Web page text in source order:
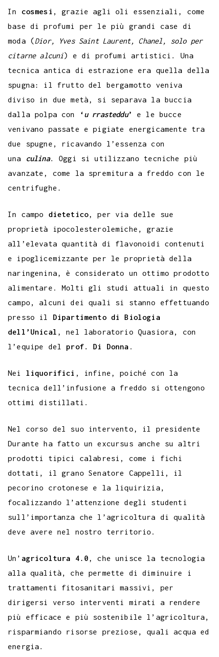
In cosmesi , grazie agli oli essenziali, come
base di profumi per le più grandi case di
moda (Dior, Yves Saint Laurent, Chanel, solo per
citarne alcuni) e di profumi artistici. Una
tecnica antica di estrazione era quella della
spugna: il frutto del bergamotto veniva
diviso in due metà, si separava la buccia
dalla polpa con
‘ u rrasteddu’
e le bucce
venivano passate e pigiate energicamente tra
due spugne, ricavando l’essenza con
una culina. Oggi si utilizzano tecniche più
avanzate, come la spremitura a freddo con le
centrifughe.
In campo dietetico, per via delle sue
proprietà ipocolesterolemiche, grazie
all’elevata quantità di flavonoidi contenuti
e ipoglicemizzante per le proprietà della
naringenina, è considerato un ottimo prodotto
alimentare. Molti gli studi attuali in questo
campo, alcuni dei quali si stanno effettuando
presso il Dipartimento di Biologia
dell’Unical , nel laboratorio Quasiora, con
l’equipe del prof. Di Donna .
Nei liquorifici , infine, poiché con la
tecnica dell’infusione a freddo si ottengono
ottimi distillati.
Nel corso del suo intervento, il presidente
Durante ha fatto un excursus anche su altri
prodotti tipici calabresi, come i fichi
dottati, il grano Senatore Cappelli, il
pecorino crotonese e la liquirizia,
focalizzando l’attenzione degli studenti
sull’importanza che l’agricoltura di qualità
deve avere nel nostro territorio.
Un’ agricoltura 4.0 , che unisce la tecnologia
alla qualità, che permette di diminuire i
trattamenti fitosanitari massivi, per
dirigersi verso interventi mirati a rendere
più efficace e più sostenibile l’agricoltura,
risparmiando risorse preziose, quali acqua ed
energia.